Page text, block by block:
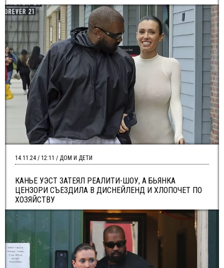
КАНЬЕ УЭСТ ЗАТЕЯЛ РЕАЛИТИ-ШОУ, А БЬЯНКА
ЦЕНЗОРИ СЪЕЗДИЛА В ДИСНЕЙЛЕНД И ХЛОПОЧЕТ ПО
ХОЗЯЙСТВУ
14.11.24 / 12:11 / ДОМ И ДЕТИ